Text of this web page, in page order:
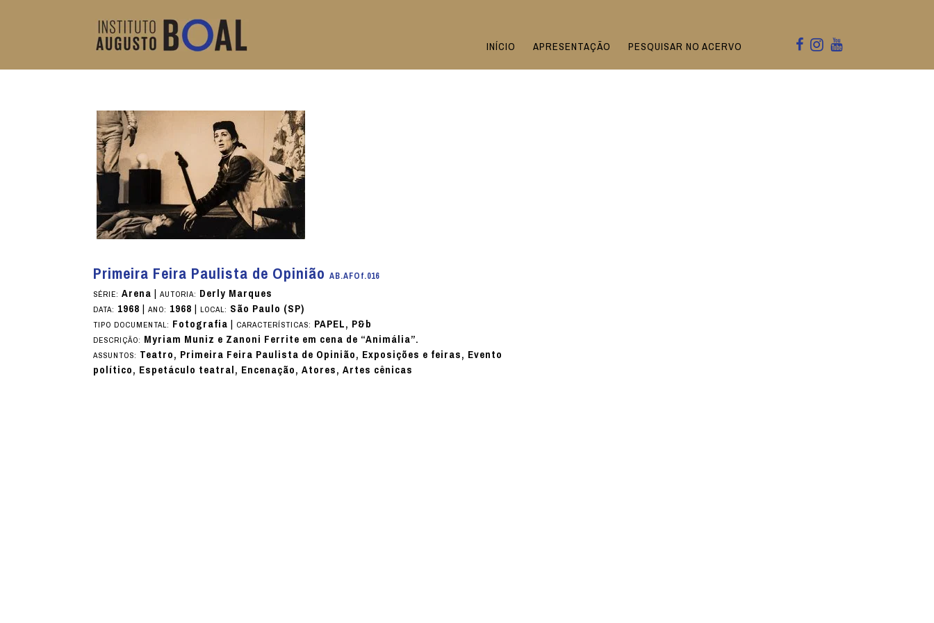
PESQUISAR NO ACERVO
APRESENTAÇÃO
INÍCIO
Primeira Feira Paulista de OpiniãoAB.AFOf.016
SÉRIE:Arena|AUTORIA: Derly Marques
DATA: 1968|ANO: 1968|LOCAL: São Paulo (SP)
TIPO DOCUMENTAL: Fotografia| CARACTERÍSTICAS: PAPEL, P&b
DESCRIÇÃO: Myriam Muniz e Zanoni Ferrite em cena de “Animália”.
ASSUNTOS: Teatro, Primeira Feira Paulista de Opinião, Exposições e feiras, Evento
político, Espetáculo teatral, Encenação, Atores, Artes cênicas